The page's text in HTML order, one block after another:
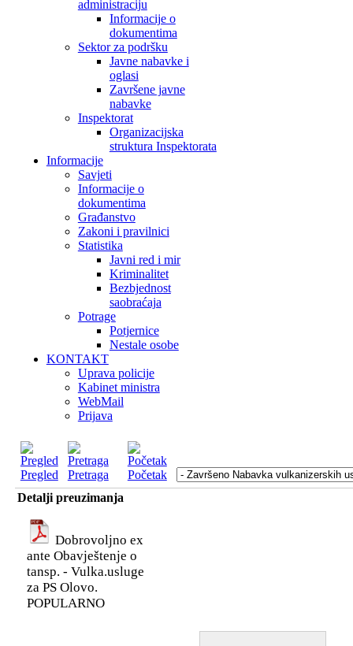
administraciju
Informacije o
dokumentima
Sektor za podršku
Javne nabavke i
oglasi
Završene javne
nabavke
Inspektorat
Organizacijska
struktura Inspektorata
Informacije
Savjeti
Informacije o
dokumentima
Građanstvo
Zakoni i pravilnici
Statistika
Javni red i mir
Kriminalitet
Bezbjednost
saobraćaja
Potrage
Potjernice
Nestale osobe
KONTAKT
Uprava policije
Kabinet ministra
WebMail
Prijava
Pregled Pretraga
Početak
Detalji preuzimanja
Dobrovoljno ex
ante Obavještenje o
tansp. - Vulka.usluge
za PS Olovo.
POPULARNO